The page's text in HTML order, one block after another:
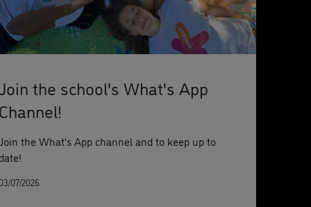
the school's What's App
the What's App channel and to keep up to
07/2026